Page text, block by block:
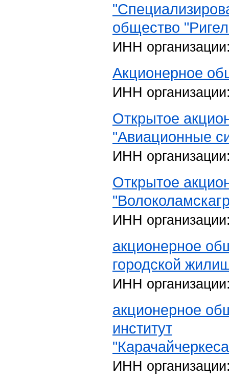
общество
ИНН
Акционерное
ИНН
Открытое
"Авиационные
ИНН
Открытое
ИНН
акционерное
городской
ИНН
акционерное
институт
ИНН